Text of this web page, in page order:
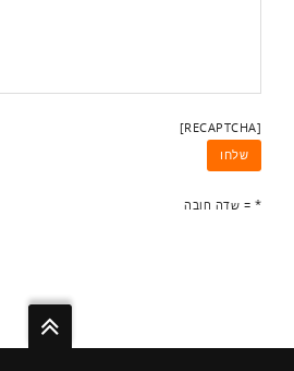
[RECAPTCHA]
* = שדה חובה